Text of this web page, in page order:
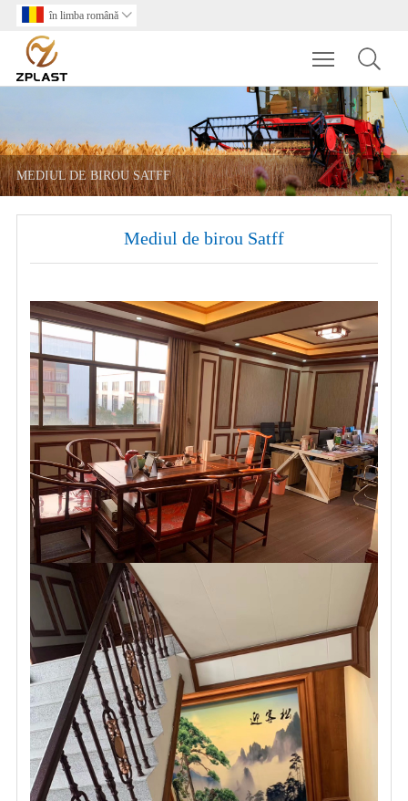
în limba română 
Toggle
MEDIUL DE BIROU SATFF
Mediul de birou Satff